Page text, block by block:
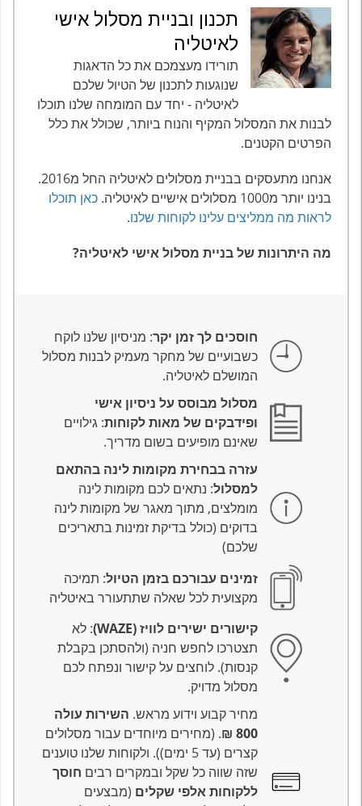
תכנון ובניית מסלול אישי
לאיטליה
תורידו מעצמכם את כל הדאגות
שנוגעות לתכנון של הטיול שלכם
לאיטליה - יחד עם המומחה שלנו תוכלו
לבנות את המסלול המקיף והנוח ביותר, שכולל את כלל
הפרטים הקטנים.
אנחנו מתעסקים בבניית מסלולים לאיטליה החל מ2016.
בנינו יותר מ1000 מסלולים אישיים לאיטליה.
כאן תוכלו
לראות מה ממליצים עלינו לקוחות שלנו.
מה היתרונות של בניית מסלול אישי לאיטליה?
חוסכים לך זמן יקר: מניסיון שלנו לוקח
כשבועיים של מחקר מעמיק לבנות מסלול
המושלם לאיטליה.
מסלול מבוסס על ניסיון אישי
ופידבקים של מאות לקוחות: גילויים
שאינם מופיעים בשום מדריך.
עזרה בבחירת מקומות לינה בהתאם
למסלול: נתאים לכם מקומות לינה
מומלצים, מתוך מאגר של מקומות לינה
בדוקים (כולל בדיקת זמינות בתאריכים
שלכם)
זמינים עבורכם בזמן הטיול: תמיכה
מקצועית לכל שאלה שתתעורר באיטליה
קישורים ישירים לוויז (WAZE)
: לא
תצטרכו לחפש חניה (ולהסתכן בקבלת
קנסות). לוחצים על קישור ונפתח לכם
מסלול מדויק.
מחיר קבוע וידוע מראש. השירות עולה
800 ₪
. (מחירים מיוחדים עבור מסלולים
קצרים (עד 5 ימים)). ולקוחות שלנו טוענים
שזה שווה כל שקל ובמקרים רבים חוסך
ללקוחות אלפי שקלים (מבצעים